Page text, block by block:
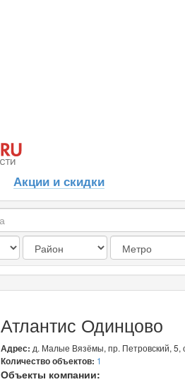
Акции и скидки
Атлантис Одинцово
Адрес: д. Малые Вязёмы, пр. Петровский, 5,
Количество объектов: 1
Объекты компании: